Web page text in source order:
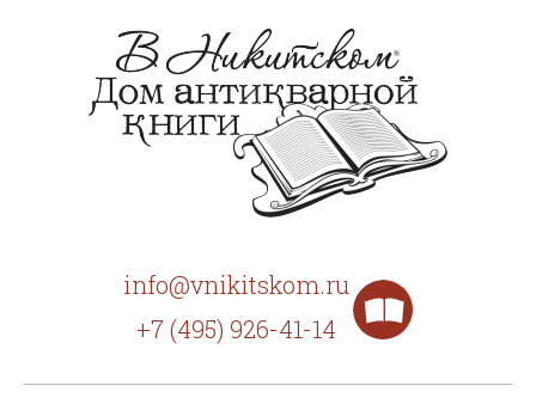
info@vnikitskom.ru
+7 (495) 926-41-14